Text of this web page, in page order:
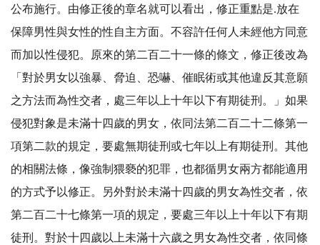
公布施行。由修正後的章名就可以看出，修正重點是.放在
保障男性與女性的性自主方面。不容許任何人未經他方同意
而加以性侵犯。原來的第二百二十一條的條文，修正後改為
「對於男女以強暴、脅迫、恐嚇、催眠術或其他違反其意願
之方法而為性交者，處三年以上十年以下有期徒刑。」如果
侵犯對象是未滿十四歲的男女，依同法第二百二十二條第一
項第二款的規定，要處無期徒刑或七年以上有期徒刑。其他
的相關法條，像強制猥褻的犯罪，也都循男女兩方都能適用
的方式予以修正。另外對於未滿十四歲的男女為性交者，依
第二百二十七條第一項的規定，要處三年以上十年以下有期
徒刑。對於十四歲以上未滿十六歲之男女為性交者，依同條